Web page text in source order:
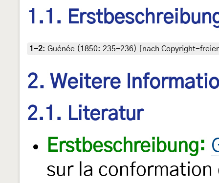
1.1.
1-2: Guénée (1850: 235-236) [nach Copyright-
2. Weitere
2.1. Literatur
Erstbeschreibung:
sur la